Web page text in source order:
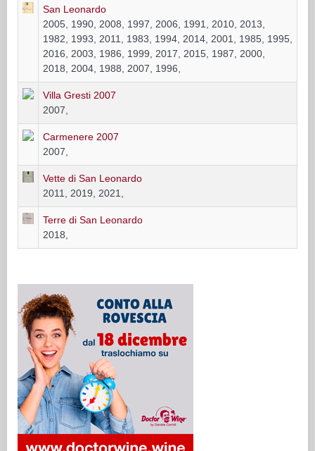
San Leonardo
2005, 1990, 2008, 1997, 2006, 1991, 2010, 2013,
1982, 1993, 2011, 1983, 1994, 2014, 2001, 1985, 1995,
2016, 2003, 1986, 1999, 2017, 2015, 1987, 2000,
2018, 2004, 1988, 2007, 1996,
Villa Gresti 2007
2007,
Carmenere 2007
2007,
Vette di San Leonardo
2011, 2019, 2021,
Terre di San Leonardo
2018,